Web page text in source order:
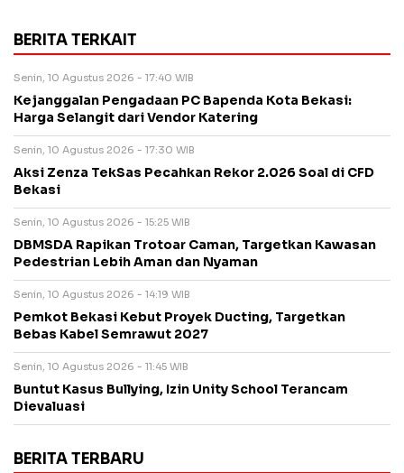
BERITA TERKAIT
Senin, 10 Agustus 2026 - 17:40 WIB
Kejanggalan Pengadaan PC Bapenda Kota Bekasi:
Harga Selangit dari Vendor Katering
Senin, 10 Agustus 2026 - 17:30 WIB
Aksi Zenza TekSas Pecahkan Rekor 2.026 Soal di CFD
Bekasi
Senin, 10 Agustus 2026 - 15:25 WIB
DBMSDA Rapikan Trotoar Caman, Targetkan Kawasan
Pedestrian Lebih Aman dan Nyaman
Senin, 10 Agustus 2026 - 14:19 WIB
Pemkot Bekasi Kebut Proyek Ducting, Targetkan
Bebas Kabel Semrawut 2027
Senin, 10 Agustus 2026 - 11:45 WIB
Buntut Kasus Bullying, Izin Unity School Terancam
Dievaluasi
BERITA TERBARU